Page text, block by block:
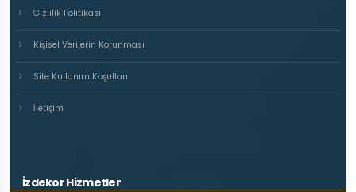
Gizlilik Politikası
Kişisel Verilerin Korunması
Site Kullanım Koşulları
İletişim
İzdekor Hizmetler